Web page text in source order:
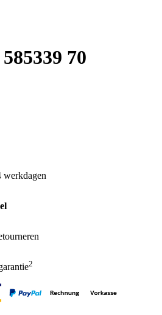
70
werkdagen
2